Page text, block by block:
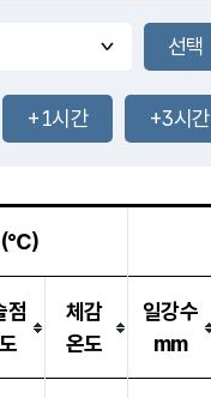
-mm
℃
25.4℃
0.9m/s
-mm
-mm
+1시간 +3시간
(℃)
점
체감
온도
일강수
mm